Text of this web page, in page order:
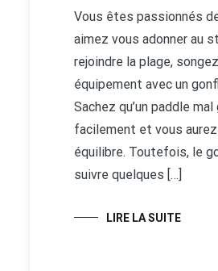
Vous êtes passionnés
aimez vous adonner au
rejoindre la plage,
équipement avec un
Sachez qu’un paddle
facilement et vous
équilibre. Toutefois, le
suivre quelques […]
LIRE LA SUITE